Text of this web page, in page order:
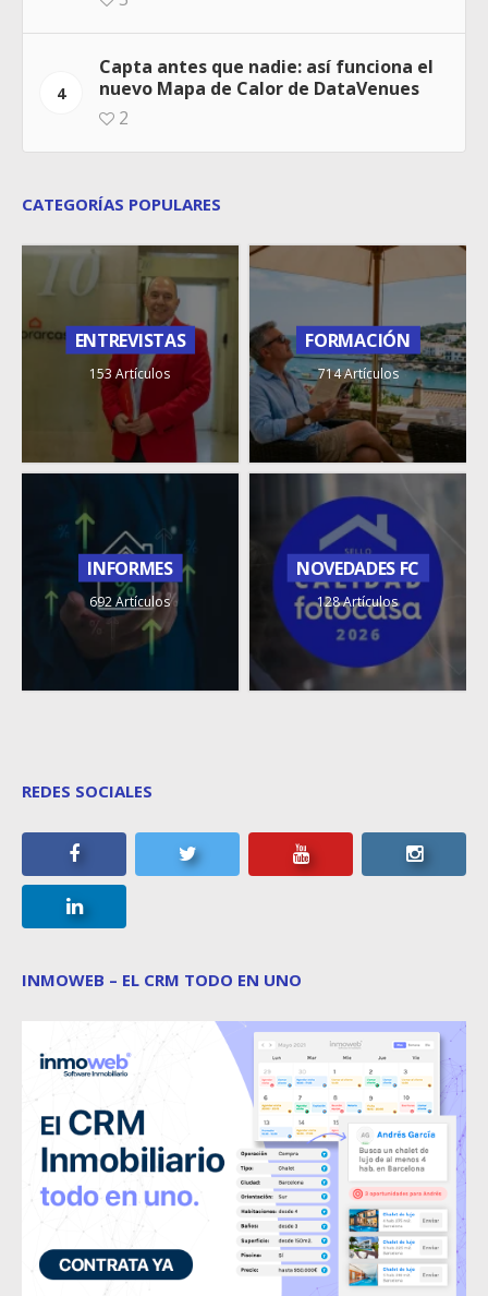
4
Capta antes que nadie: así funciona el
nuevo Mapa de Calor de DataVenues
2
CATEGORÍAS POPULARES
ENTREVISTAS
153 Artículos
FORMACIÓN
714 Artículos
INFORMES
692 Artículos
NOVEDADES FC
128 Artículos
REDES SOCIALES
INMOWEB – EL CRM TODO EN UNO